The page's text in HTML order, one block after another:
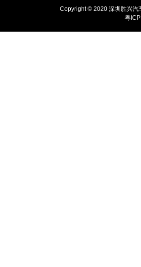
Copyright © 2020 深圳胜兴
粤